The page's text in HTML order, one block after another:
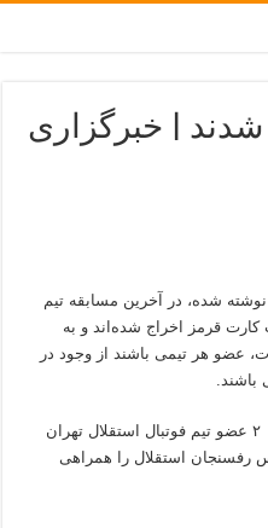
شدند | خبرگزاری
نوشته شده، در آخرین مسابقه تیم
قرمز اخراج شده‌اند و به
عضو هر تیمی باشند از وجود در
بهزاد غلامپور (مربی) و زبیر نیک نفس ۲ عضو تیم فوتبال استقلال تهران
رفسنجان استقلال را همراهی